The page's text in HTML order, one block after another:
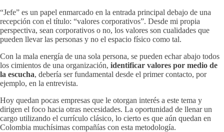
“Jefe” es un papel enmarcado en la entrada principal debajo de una
recepción con el título: “valores corporativos”. Desde mi propia
perspectiva, sean corporativos o no, los valores son cualidades que
pueden llevar las personas y no el espacio físico como tal.
Con la mala energía de una sola persona, se pueden echar abajo todos
los cimientos de una organización, identificar valores por medio de
la escucha, debería ser fundamental desde el primer contacto, por
ejemplo, en la entrevista.
Hoy quedan pocas empresas que le otorgan interés a este tema y
dirigen el foco hacia otras necesidades. La oportunidad de llenar un
cargo utilizando el currículo clásico, lo cierto es que aún quedan en
Colombia muchísimas compañías con esta metodología.